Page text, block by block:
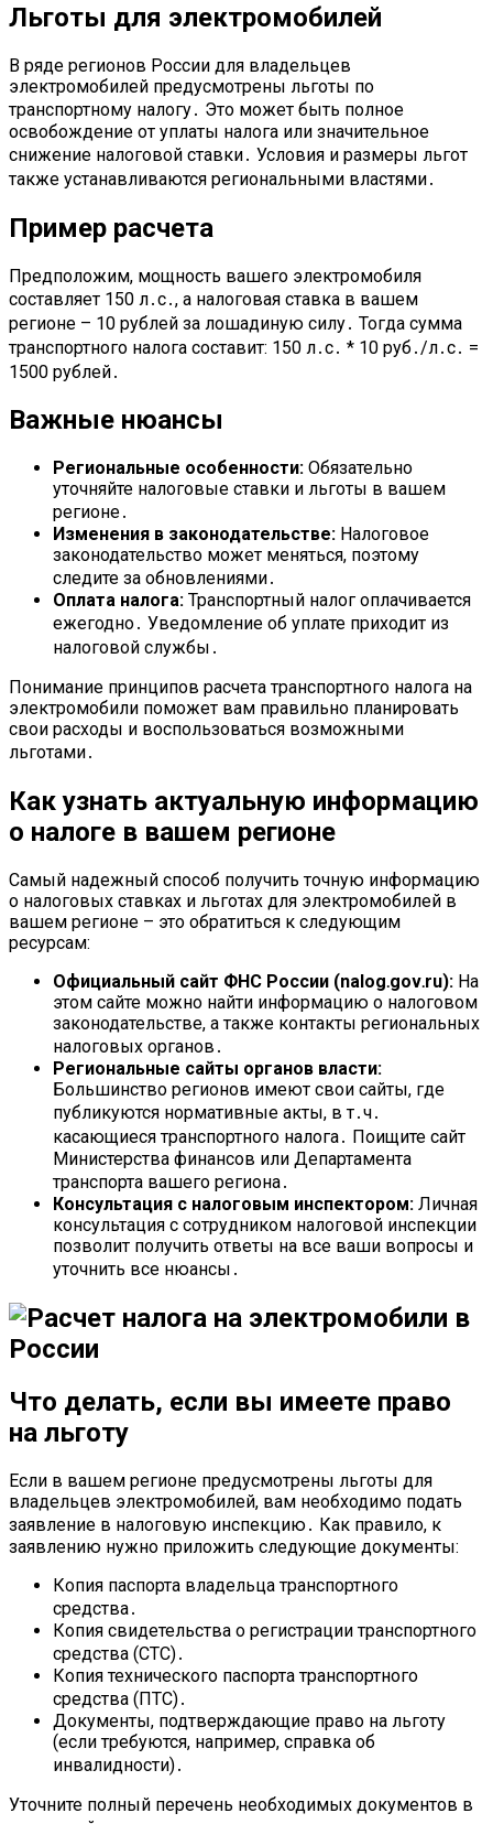
Льготы для электромобилей
В ряде регионов России для владельцев
электромобилей предусмотрены льготы по
транспортному налогу․ Это может быть полное
освобождение от уплаты налога или значительное
снижение налоговой ставки․ Условия и размеры льгот
также устанавливаются региональными властями․
Пример расчета
Предположим, мощность вашего электромобиля
составляет 150 л․с․, а налоговая ставка в вашем
регионе – 10 рублей за лошадиную силу․ Тогда сумма
транспортного налога составит: 150 л․с․ * 10 руб․/л․с․ =
1500 рублей․
Важные нюансы
Региональные особенности: Обязательно
уточняйте налоговые ставки и льготы в вашем
регионе․
Изменения в законодательстве: Налоговое
законодательство может меняться, поэтому
следите за обновлениями․
Оплата налога: Транспортный налог оплачивается
ежегодно․ Уведомление об уплате приходит из
налоговой службы․
Понимание принципов расчета транспортного налога на
электромобили поможет вам правильно планировать
свои расходы и воспользоваться возможными
льготами․
Как узнать актуальную информацию
о налоге в вашем регионе
Самый надежный способ получить точную информацию
о налоговых ставках и льготах для электромобилей в
вашем регионе – это обратиться к следующим
ресурсам:
Официальный сайт ФНС России (nalog․gov․ru): На
этом сайте можно найти информацию о налоговом
законодательстве, а также контакты региональных
налоговых органов․
Региональные сайты органов власти:
Большинство регионов имеют свои сайты, где
публикуются нормативные акты, в т․ч․
касающиеся транспортного налога․ Поищите сайт
Министерства финансов или Департамента
транспорта вашего региона․
Консультация с налоговым инспектором: Личная
консультация с сотрудником налоговой инспекции
позволит получить ответы на все ваши вопросы и
уточнить все нюансы․
Что делать, если вы имеете право
на льготу
Если в вашем регионе предусмотрены льготы для
владельцев электромобилей, вам необходимо подать
заявление в налоговую инспекцию․ Как правило, к
заявлению нужно приложить следующие документы:
Копия паспорта владельца транспортного
средства․
Копия свидетельства о регистрации транспортного
средства (СТС)․
Копия технического паспорта транспортного
средства (ПТС)․
Документы, подтверждающие право на льготу
(если требуются, например, справка об
инвалидности)․
Уточните полный перечень необходимых документов в